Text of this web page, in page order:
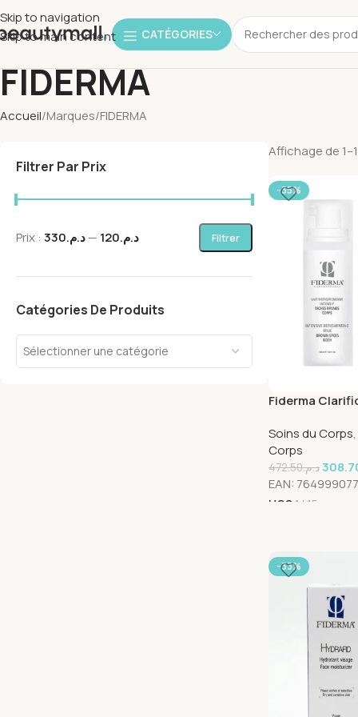
Skip to navigation
Skip to main content
CATÉGORIES
FIDERMA
Accueil Marques FIDERMA
Filtrer Par Prix
Filtrer
Prix : د.م.120 —د.م.330
Catégories De Produits
Sélectionner une catégorie
Affichage de
-35%
Fiderma
Soins du Corps,
Corps
د.م.472.50
EAN:
UGS 1415
-33%